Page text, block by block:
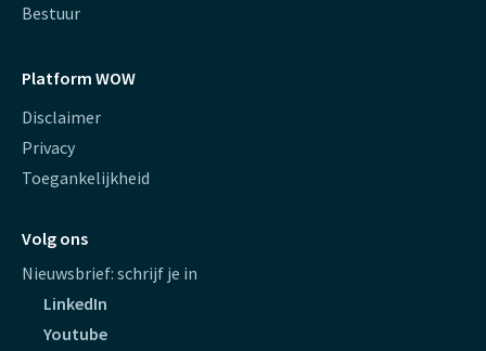
Bestuur
Platform WOW
Disclaimer
Privacy
Toegankelijkheid
Volg ons
Nieuwsbrief: schrijf je in
LinkedIn
Youtube